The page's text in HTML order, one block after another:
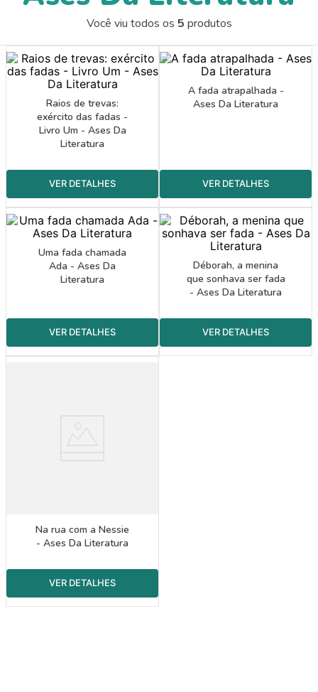
Você viu todos os 5 produtos
Raios de trevas:
exército das fadas -
Livro Um - Ases Da
Literatura
A fada atrapalhada -
Ases Da Literatura
Uma fada chamada
Ada - Ases Da
Literatura
Déborah, a menina
que sonhava ser fada
- Ases Da Literatura
Na rua com a Nessie
- Ases Da Literatura